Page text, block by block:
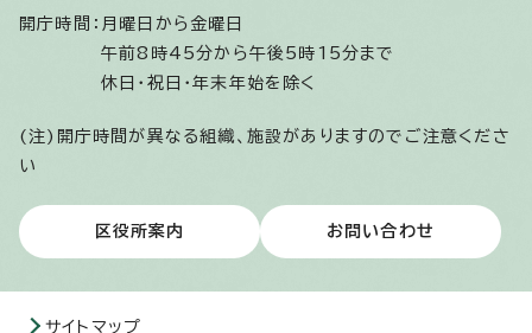
開庁時間： 月曜日から金曜日
午前8時45分から午後5時15分まで
休日・祝日・年末年始を除く
(注)開庁時間が異なる組織、施設がありますのでご注意くださ
い
区役所案内 お問い合わせ
サイトマップ